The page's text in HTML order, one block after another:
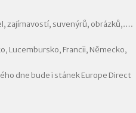
zajímavostí, suvenýrů, obrázků,….
Lucembursko, Francii, Německo,
dne bude i stánek Europe Direct